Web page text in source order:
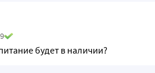
будет в наличии?